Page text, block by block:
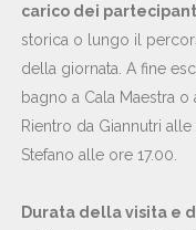
carico dei
storica o lungo il
della giornata. A fine
bagno a Cala Maestra o
Rientro da Giannutri
Stefano alle ore 17.00.
Durata della visita e